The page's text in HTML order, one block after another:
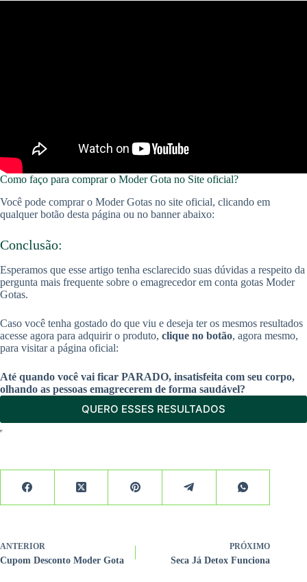
Como faço para comprar o Moder Gota no Site oficial?
Você pode comprar o Moder Gotas no site oficial, clicando em
qualquer botão desta página ou no banner abaixo:
Conclusão:
Esperamos que esse artigo tenha esclarecido suas dúvidas a respeito da
pergunta mais frequente sobre o emagrecedor em conta gotas Moder
Gotas.
Caso você tenha gostado do que viu e deseja ter os mesmos resultados
acesse agora para adquirir o produto, clique no botão, agora mesmo,
para visitar a página oficial:
Até quando você vai ficar PARADO, insatisfeita com seu corpo,
olhando as pessoas emagrecerem de forma saudável?
QUERO ESSES RESULTADOS
ANTERIOR
Cupom Desconto Moder Gota
PRÓXIMO
Seca Já Detox Funciona